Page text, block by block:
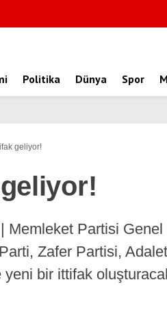
Politika Dünya Spor
geliyor!
Memleket Partisi Genel
Zafer Partisi,
bir ittifak